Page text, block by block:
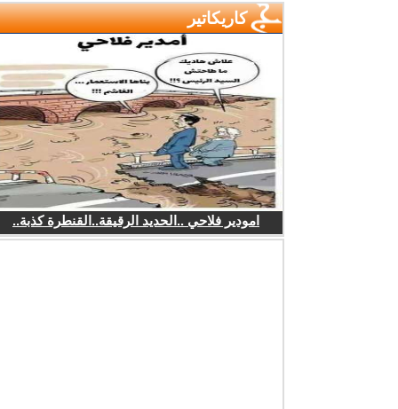
كاريكاتير
امودير فلاحي ..الحديد الرقيقة..القنطرة كذبة..